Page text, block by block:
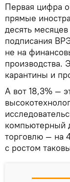
Первая цифра
прямые
десять
подписания
не на
производства.
карантины и
А вот 18,3% —
компьютерный
торговлю — на
с ростом